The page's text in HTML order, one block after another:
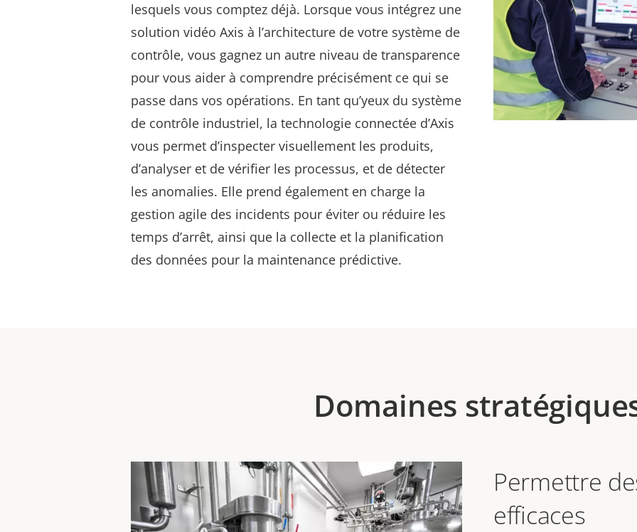
lesquels vous comptez déjà. Lorsque vous intégrez une
solution vidéo Axis à l’architecture de votre système de
contrôle, vous gagnez un autre niveau de transparence
pour vous aider à comprendre précisément ce qui se
passe dans vos opérations. En tant qu’yeux du système
de contrôle industriel, la technologie connectée d’Axis
vous permet d’inspecter visuellement les produits,
d’analyser et de vérifier les processus, et de détecter
les anomalies. Elle prend également en charge la
gestion agile des incidents pour éviter ou réduire les
temps d’arrêt, ainsi que la collecte et la planification
des données pour la maintenance prédictive.
Domaines
Permettre
efficaces